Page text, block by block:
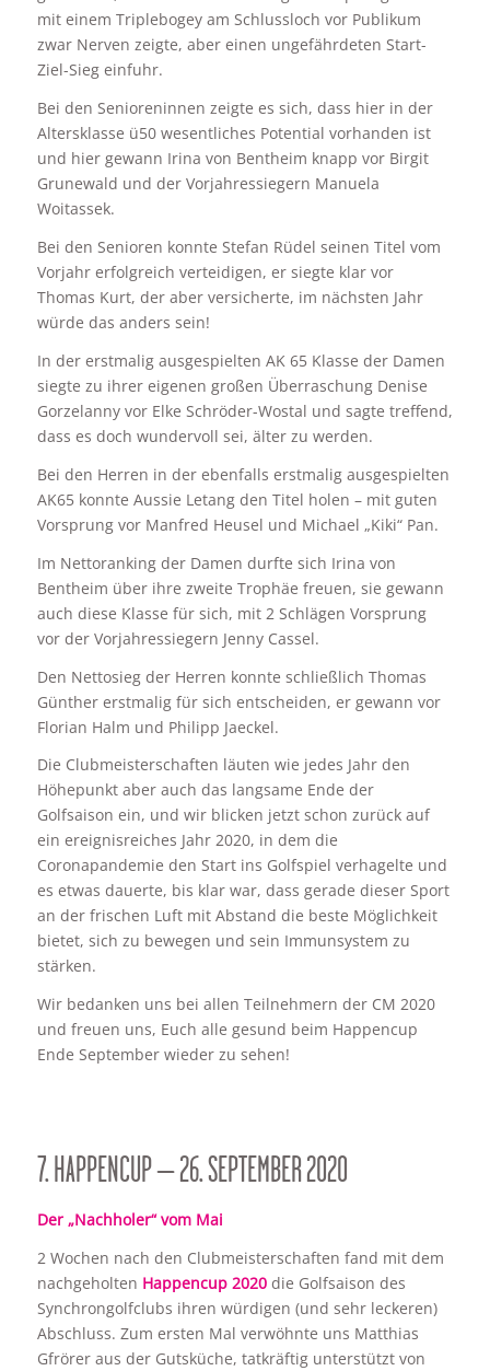
mit einem Triplebogey am Schlussloch vor Publikum
zwar Nerven zeigte, aber einen ungefährdeten Start-
Ziel-Sieg einfuhr.
Bei den Senioreninnen zeigte es sich, dass hier in der
Altersklasse ü50 wesentliches Potential vorhanden ist
und hier gewann Irina von Bentheim knapp vor Birgit
Grunewald und der Vorjahressiegern Manuela
Woitassek.
Bei den Senioren konnte Stefan Rüdel seinen Titel vom
Vorjahr erfolgreich verteidigen, er siegte klar vor
Thomas Kurt, der aber versicherte, im nächsten Jahr
würde das anders sein!
In der erstmalig ausgespielten AK 65 Klasse der Damen
siegte zu ihrer eigenen großen Überraschung Denise
Gorzelanny vor Elke Schröder-Wostal und sagte treffend,
dass es doch wundervoll sei, älter zu werden.
Bei den Herren in der ebenfalls erstmalig ausgespielten
AK65 konnte Aussie Letang den Titel holen – mit guten
Vorsprung vor Manfred Heusel und Michael „Kiki“ Pan.
Im Nettoranking der Damen durfte sich Irina von
Bentheim über ihre zweite Trophäe freuen, sie gewann
auch diese Klasse für sich, mit 2 Schlägen Vorsprung
vor der Vorjahressiegern Jenny Cassel.
Den Nettosieg der Herren konnte schließlich Thomas
Günther erstmalig für sich entscheiden, er gewann vor
Florian Halm und Philipp Jaeckel.
Die Clubmeisterschaften läuten wie jedes Jahr den
Höhepunkt aber auch das langsame Ende der
Golfsaison ein, und wir blicken jetzt schon zurück auf
ein ereignisreiches Jahr 2020, in dem die
Coronapandemie den Start ins Golfspiel verhagelte und
es etwas dauerte, bis klar war, dass gerade dieser Sport
an der frischen Luft mit Abstand die beste Möglichkeit
bietet, sich zu bewegen und sein Immunsystem zu
stärken.
Wir bedanken uns bei allen Teilnehmern der CM 2020
und freuen uns, Euch alle gesund beim Happencup
Ende September wieder zu sehen!
7. HAPPENCUP – 26. SEPTEMBER 2020
Der „Nachholer“ vom Mai
2 Wochen nach den Clubmeisterschaften fand mit dem
nachgeholten Happencup 2020die Golfsaison des
Synchrongolfclubs ihren würdigen (und sehr leckeren)
Abschluss. Zum ersten Mal verwöhnte uns Matthias
Gfrörer aus der Gutsküche, tatkräftig unterstützt von